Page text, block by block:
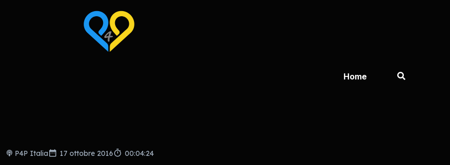
Home
P4P Italia 17 ottobre 2016 00:04:24